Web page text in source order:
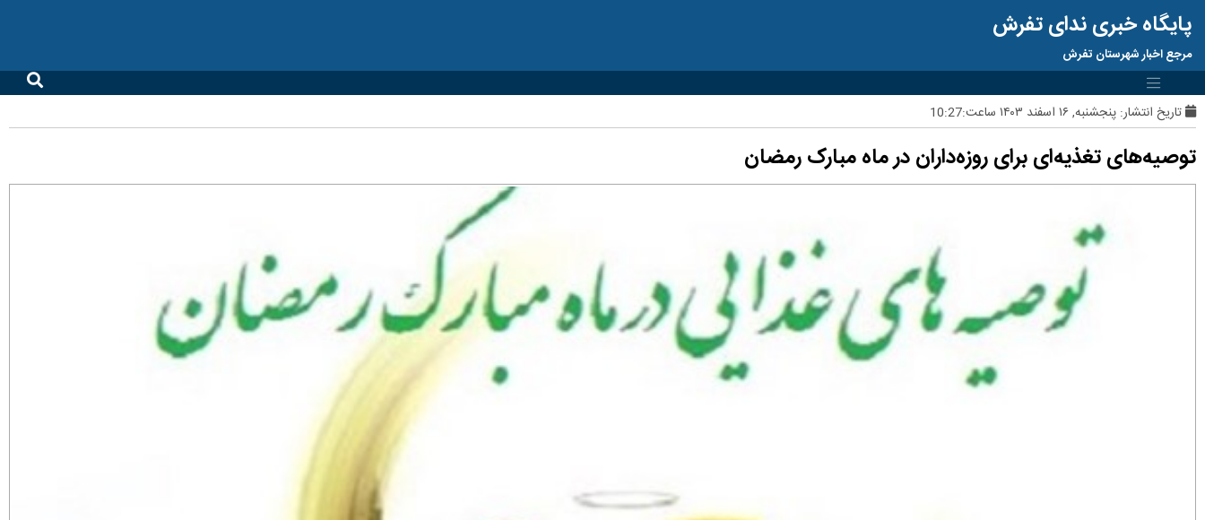
پایگاه خبری ندای تفرش
مرجع اخبار شهرستان تفرش
تاریخ انتشار: پنجشنبه, ۱۶ اسفند ۱۴۰۳ ساعت:10:27
توصیه‌های تغذیه‌ای برای روزه‌داران در ماه مبارک رمضان